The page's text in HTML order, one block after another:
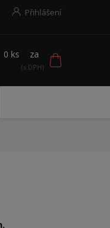
Přihlášení
0 ks za